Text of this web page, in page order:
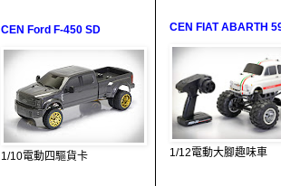
CEN Ford F-450 SD
1/10電動四驅貨卡
CEN FIAT ABARTH
1/12電動大腳趣味車